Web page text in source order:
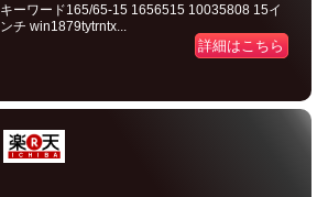
キーワード165/65-15 1656515 10035808 15イ
ンチ win1879tytrntx...
詳細はこちら